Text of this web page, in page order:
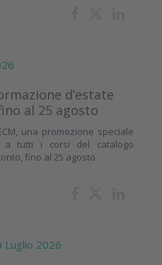
d’estate
al 25 agosto
una promozione speciale
a tutti i corsi del catalogo
fino al 25 agosto
2026